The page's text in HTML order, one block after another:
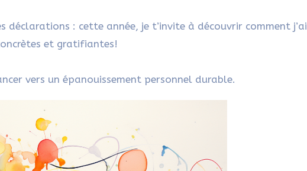
déclarations : cette année, je t’invite à découvrir comment j’ai
et gratifiantes!
vers un épanouissement personnel durable.